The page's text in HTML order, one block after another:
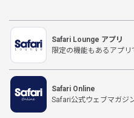
Safari Lounge アプリ
限定の機能もあるアプ
Safari Online
Safari公式ウェブマガジ